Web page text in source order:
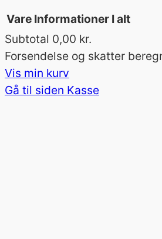
Varer
i
Vare Informationer I alt
Subtotal 0,00 kr.
Forsendelse og skatter
Vis min kurv
Gå til siden Kasse